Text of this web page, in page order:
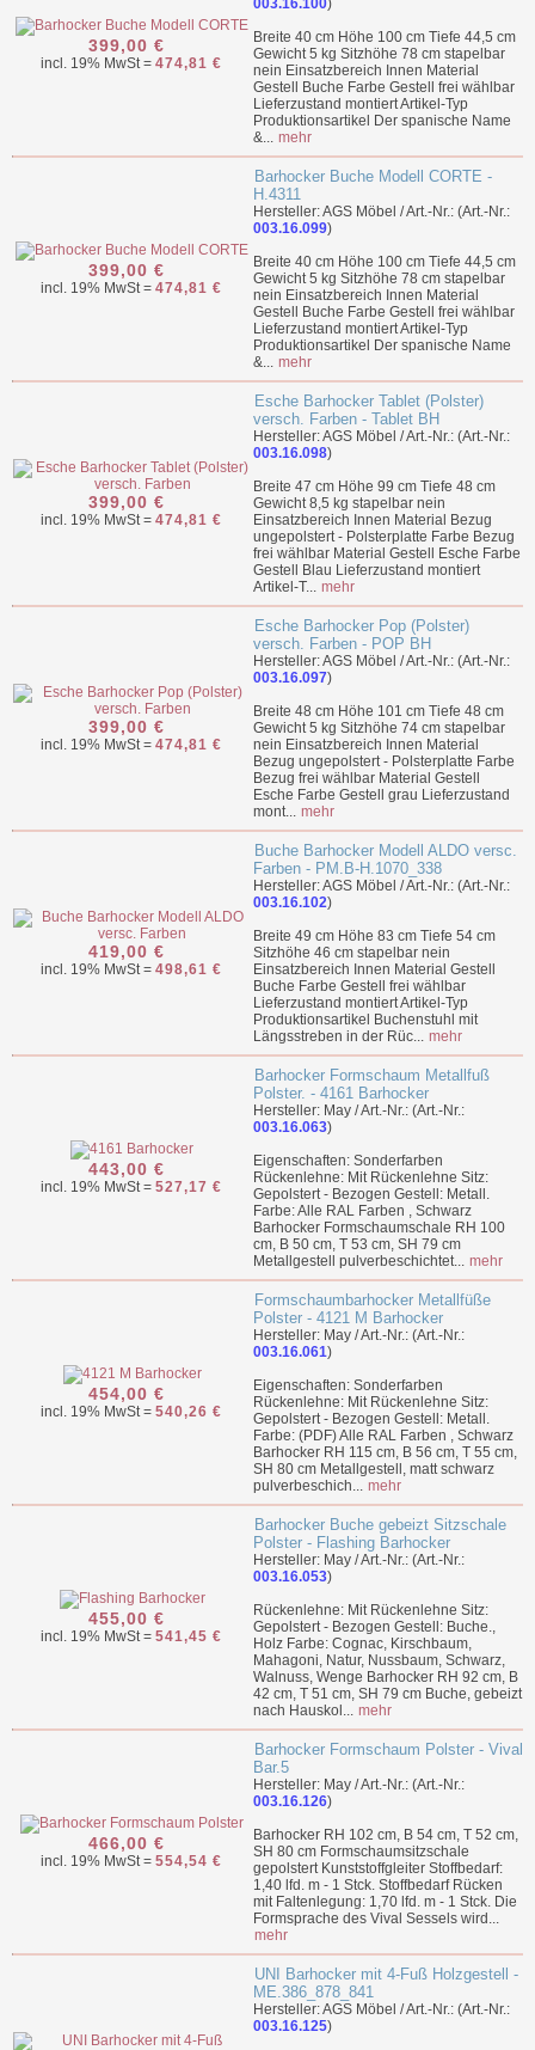
399,00 €
incl. 19% MwSt = 474,81 €
003.16.100)
Breite 40 cm Höhe 100 cm Tiefe 44,5 cm
Gewicht 5 kg Sitzhöhe 78 cm stapelbar
nein Einsatzbereich Innen Material
Gestell Buche Farbe Gestell frei wählbar
Lieferzustand montiert Artikel-Typ
Produktionsartikel Der spanische Name
&... mehr
399,00 €
incl. 19% MwSt = 474,81 €
Barhocker Buche Modell CORTE -
H.4311
Hersteller: AGS Möbel / Art.-Nr.: (Art.-Nr.:
003.16.099)
Breite 40 cm Höhe 100 cm Tiefe 44,5 cm
Gewicht 5 kg Sitzhöhe 78 cm stapelbar
nein Einsatzbereich Innen Material
Gestell Buche Farbe Gestell frei wählbar
Lieferzustand montiert Artikel-Typ
Produktionsartikel Der spanische Name
&... mehr
399,00 €
incl. 19% MwSt = 474,81 €
Esche Barhocker Tablet (Polster)
versch. Farben - Tablet BH
Hersteller: AGS Möbel / Art.-Nr.: (Art.-Nr.:
003.16.098)
Breite 47 cm Höhe 99 cm Tiefe 48 cm
Gewicht 8,5 kg stapelbar nein
Einsatzbereich Innen Material Bezug
ungepolstert - Polsterplatte Farbe Bezug
frei wählbar Material Gestell Esche Farbe
Gestell Blau Lieferzustand montiert
Artikel-T... mehr
399,00 €
incl. 19% MwSt = 474,81 €
Esche Barhocker Pop (Polster)
versch. Farben - POP BH
Hersteller: AGS Möbel / Art.-Nr.: (Art.-Nr.:
003.16.097)
Breite 48 cm Höhe 101 cm Tiefe 48 cm
Gewicht 5 kg Sitzhöhe 74 cm stapelbar
nein Einsatzbereich Innen Material
Bezug ungepolstert - Polsterplatte Farbe
Bezug frei wählbar Material Gestell
Esche Farbe Gestell grau Lieferzustand
mont... mehr
419,00 €
incl. 19% MwSt = 498,61 €
Buche Barhocker Modell ALDO versc.
Farben - PM.B-H.1070_338
Hersteller: AGS Möbel / Art.-Nr.: (Art.-Nr.:
003.16.102)
Breite 49 cm Höhe 83 cm Tiefe 54 cm
Sitzhöhe 46 cm stapelbar nein
Einsatzbereich Innen Material Gestell
Buche Farbe Gestell frei wählbar
Lieferzustand montiert Artikel-Typ
Produktionsartikel Buchenstuhl mit
Längsstreben in der Rüc... mehr
443,00 €
incl. 19% MwSt = 527,17 €
Barhocker Formschaum Metallfuß
Polster. - 4161 Barhocker
Hersteller: May / Art.-Nr.: (Art.-Nr.:
003.16.063)
Eigenschaften: Sonderfarben
Rückenlehne: Mit Rückenlehne Sitz:
Gepolstert - Bezogen Gestell: Metall.
Farbe: Alle RAL Farben , Schwarz
Barhocker Formschaumschale RH 100
cm, B 50 cm, T 53 cm, SH 79 cm
Metallgestell pulverbeschichtet... mehr
454,00 €
incl. 19% MwSt = 540,26 €
Formschaumbarhocker Metallfüße
Polster - 4121 M Barhocker
Hersteller: May / Art.-Nr.: (Art.-Nr.:
003.16.061)
Eigenschaften: Sonderfarben
Rückenlehne: Mit Rückenlehne Sitz:
Gepolstert - Bezogen Gestell: Metall.
Farbe: (PDF) Alle RAL Farben , Schwarz
Barhocker RH 115 cm, B 56 cm, T 55 cm,
SH 80 cm Metallgestell, matt schwarz
pulverbeschich... mehr
455,00 €
incl. 19% MwSt = 541,45 €
Barhocker Buche gebeizt Sitzschale
Polster - Flashing Barhocker
Hersteller: May / Art.-Nr.: (Art.-Nr.:
003.16.053)
Rückenlehne: Mit Rückenlehne Sitz:
Gepolstert - Bezogen Gestell: Buche.,
Holz Farbe: Cognac, Kirschbaum,
Mahagoni, Natur, Nussbaum, Schwarz,
Walnuss, Wenge Barhocker RH 92 cm, B
42 cm, T 51 cm, SH 79 cm Buche, gebeizt
nach Hauskol... mehr
466,00 €
incl. 19% MwSt = 554,54 €
Barhocker Formschaum Polster - Vival
Bar.5
Hersteller: May / Art.-Nr.: (Art.-Nr.:
003.16.126)
Barhocker RH 102 cm, B 54 cm, T 52 cm,
SH 80 cm Formschaumsitzschale
gepolstert Kunststoffgleiter Stoffbedarf:
1,40 lfd. m - 1 Stck. Stoffbedarf Rücken
mit Faltenlegung: 1,70 lfd. m - 1 Stck. Die
Formsprache des Vival Sessels wird...
mehr
UNI Barhocker mit 4-Fuß Holzgestell -
ME.386_878_841
Hersteller: AGS Möbel / Art.-Nr.: (Art.-Nr.:
003.16.125)